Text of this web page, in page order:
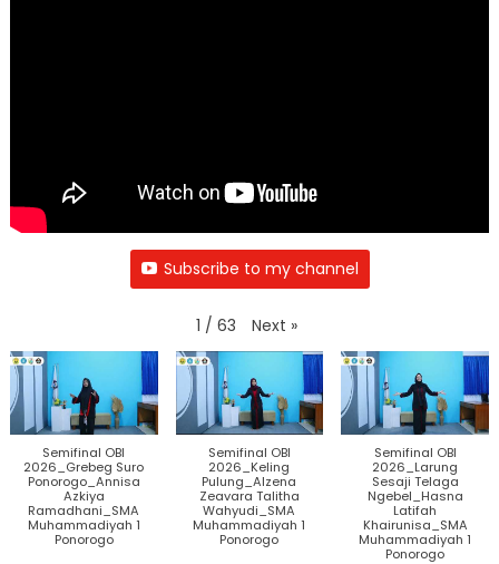
Subscribe to my channel
1 / 63 Next »
Semifinal OBI
2026_Grebeg Suro
Ponorogo_Annisa
Azkiya
Ramadhani_SMA
Muhammadiyah 1
Ponorogo
Semifinal OBI
2026_Keling
Pulung_Alzena
Zeavara Talitha
Wahyudi_SMA
Muhammadiyah 1
Ponorogo
Semifinal OBI
2026_Larung
Sesaji Telaga
Ngebel_Hasna
Latifah
Khairunisa_SMA
Muhammadiyah 1
Ponorogo